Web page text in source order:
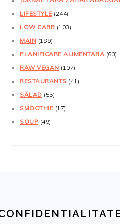
LIFESTYLE (244)
LOW CARB (103)
MAIN (189)
PLANIFICARE ALIMENTARA (63)
RAW VEGAN (107)
RESTAURANTS (41)
SALAD (55)
SMOOTHIE (17)
SOUP (49)